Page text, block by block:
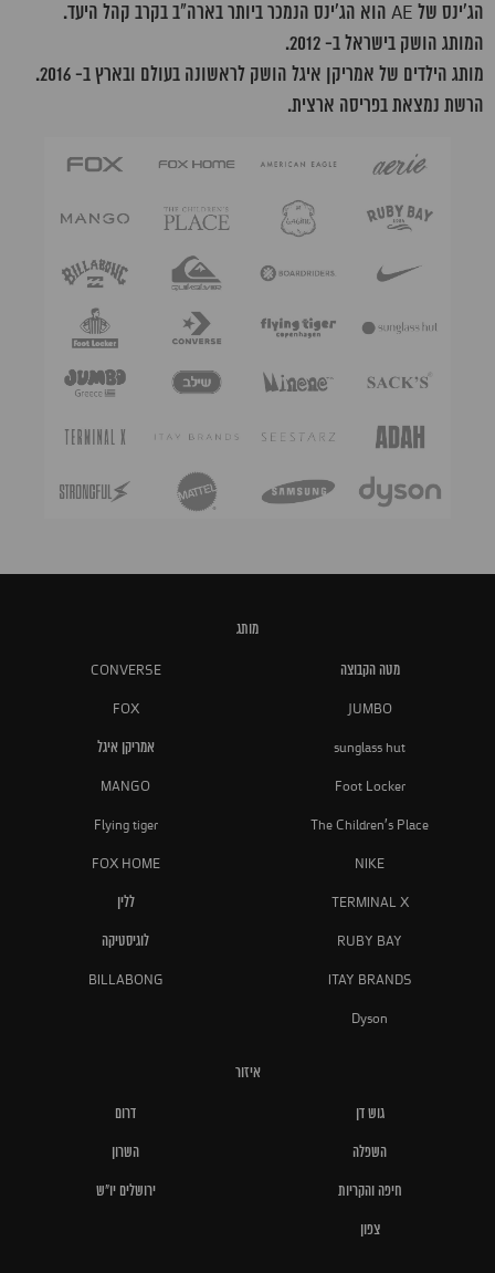
הג'ינס של AE הוא הג'ינס הנמכר ביותר בארה"ב בקרב קהל היעד.
המותג הושק בישראל ב- 2012.
מותג הילדים של אמריקן איגל הושק לראשונה בעולם ובארץ ב- 2016.
הרשת נמצאת בפריסה ארצית.
מותג
מטה הקבוצה CONVERSE
JUMBO
FOX
sunglass hut אמריקן איגל
Foot Locker
MANGO
The Children's Place
Flying tiger
NIKE
FOX HOME
TERMINAL X ללין
RUBY BAY לוגיסטיקה
ITAY BRANDS
BILLABONG
Dyson
איזור
גוש דן דרום
השפלה השרון
חיפה והקריות ירושלים יו"ש
צפון